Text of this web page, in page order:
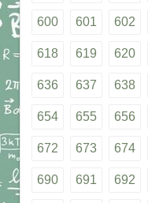
600 601 602
618 619 620
636 637 638
654 655 656
672 673 674
690 691 692